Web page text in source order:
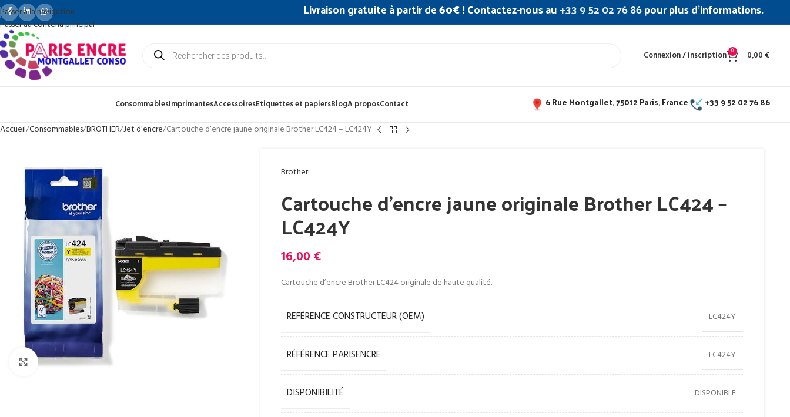
Passer à la navigation
Passer au contenu principal
Livraison gratuite à partir de60€ !Contactez-nous au+33 9 52 02 76 86pour plus d’informations.
Connexion / inscription 0 0,00 €
ConsommablesImprimantesAccessoiresEtiquettes et papiersBlogA proposContact 6 Rue Montgallet, 75012 Paris, France +33 9 52 02 76 86
Accueil Consommables BROTHER Jet d'encre Cartouche d’encre jaune originale Brother LC424 – LC424Y
Cliquez pour agrandir
Brother
Cartouche d’encre jaune originale Brother LC424 –
LC424Y
16,00 €
Cartouche d’encre Brother LC424 originale de haute qualité.
REFÉRENCE CONSTRUCTEUR (OEM) LC424Y
RÉFÉRENCE PARISENCRE LC424Y
DISPONIBILITÉ DISPONIBLE